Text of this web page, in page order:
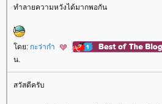
ทำลายความหวังได้มากพอกัน
ดย: กะว่าก๋า
น.
สวัสดีครับ